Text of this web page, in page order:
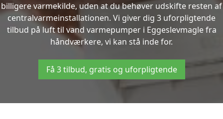
billigere varmekilde, uden at du behøver udskifte resten af
centralvarmeinstallationen. Vi giver dig 3 uforpligtende
tilbud på luft til vand varmepumper i Eggeslevmagle fra
håndværkere, vi kan stå inde for.
Få 3 tilbud, gratis og uforpligtende